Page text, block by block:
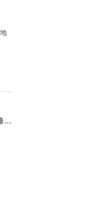
门厅过道装修与风水，进门三见与装修避坑指南